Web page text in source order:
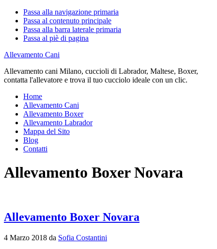
Passa alla navigazione primaria
Passa al contenuto principale
Passa alla barra laterale primaria
Passa al piè di pagina
Allevamento Cani
Allevamento cani Milano, cuccioli di Labrador, Maltese, Boxer,
contatta l'allevatore e trova il tuo cucciolo ideale con un clic.
Home
Allevamento Cani
Allevamento Boxer
Allevamento Labrador
Mappa del Sito
Blog
Contatti
Allevamento Boxer Novara
Allevamento Boxer Novara
4 Marzo 2018 da Sofia Costantini